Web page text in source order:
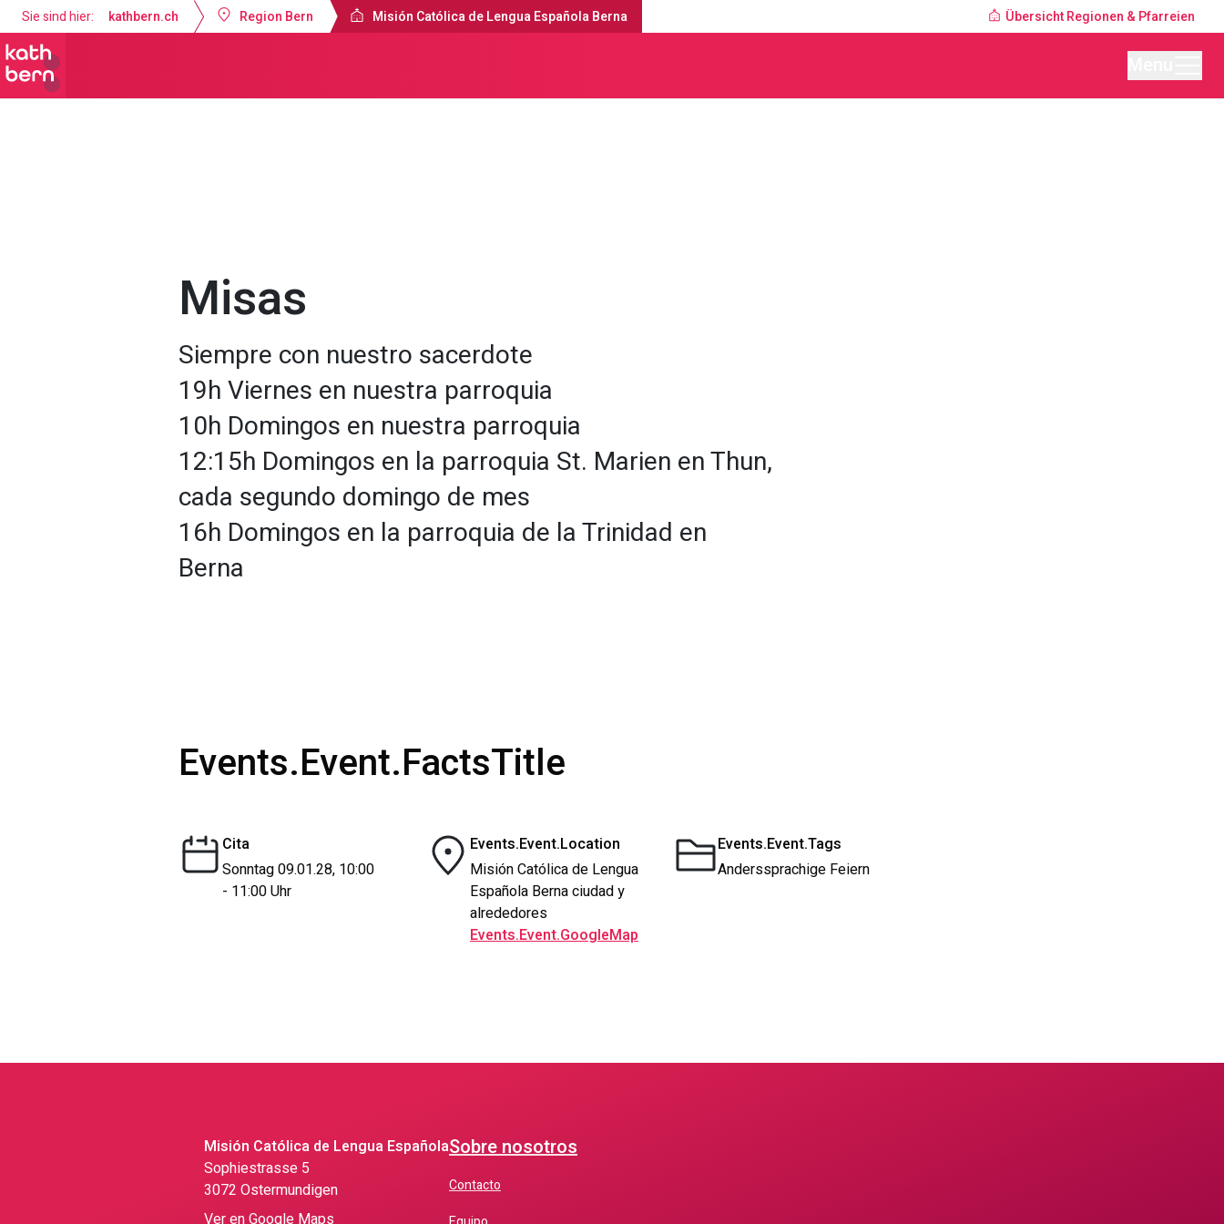
Sie sind hier: kathbern.ch Region Bern Misión Católica de Lengua Española Berna Übersicht Regionen & Pfarreien
Misas
Siempre con nuestro sacerdote
19h Viernes en nuestra parroquia
10h Domingos en nuestra parroquia
12:15h Domingos en la parroquia St. Marien en Thun,
cada segundo domingo de mes
16h Domingos en la parroquia de la Trinidad en
Berna
Events.Event.FactsTitle
Cita
Sonntag 09.01.28, 10:00
- 11:00 Uhr
Events.Event.Location
Misión Católica de Lengua
Española Berna ciudad y
alrededores
Events.Event.GoogleMap
Events.Event.Tags
Anderssprachige Feiern
Misión Católica de Lengua Española
Sophiestrasse 5
3072 Ostermundigen
Ver en Google Maps
Sobre nosotros
Contacto